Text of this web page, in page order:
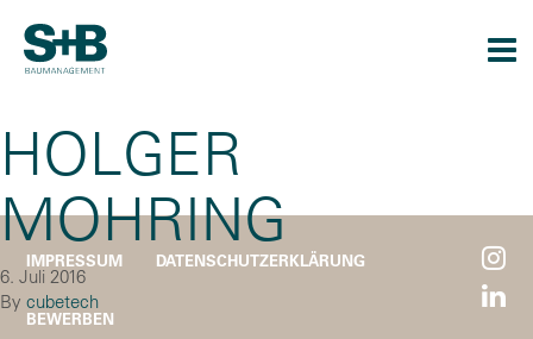
HOLGER
MOHRING
6. Juli 2016
By cubetech
IMPRESSUM DATENSCHUTZERKLÄRUNG
BEWERBEN